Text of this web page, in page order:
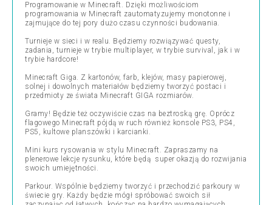
Programowanie w Minecraft. Dzięki możliwościom
programowania w Minecraft zautomatyzujemy monotonne i
zajmujące do tej pory dużo czasu czynności budowania.
Turnieje w sieci i w realu. Będziemy rozwiązywać questy,
zadania, turnieje w trybie multiplayer, w trybie survival, jak i w
trybie hardcore!
Minecraft Giga. Z kartonów, farb, klejów, masy papierowej,
solnej i dowolnych materiałów będziemy tworzyć postaci i
przedmioty ze świata Minecraft GIGA rozmiarów.
Gramy! Będzie też oczywiście czas na beztroską grę. Oprócz
flagowego Minecraft pójdą w ruch również konsole PS3, PS4,
PS5, kultowe planszówki i karcianki.
Mini kurs rysowania w stylu Minecraft. Zapraszamy na
plenerowe lekcje rysunku, które będą super okazją do rozwijania
swoich umiejętności.
Parkour. Wspólnie będziemy tworzyć i przechodzić parkoury w
świecie gry. Każdy będzie mógł spróbować swoich sił